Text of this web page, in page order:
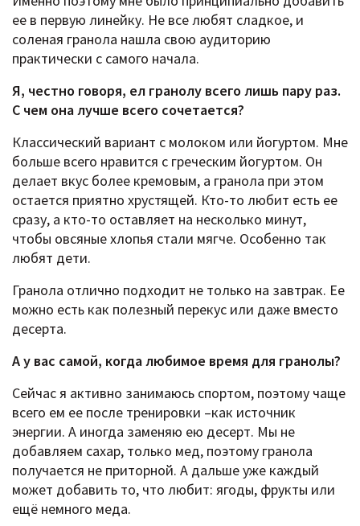
ее в первую линейку. Не все любят сладкое, и
соленая гранола нашла свою аудиторию
практически с самого начала.
Я, честно говоря, ел гранолу всего лишь пару раз.
С чем она лучше всего сочетается?
Классический вариант с молоком или йогуртом. Мне
больше всего нравится с греческим йогуртом. Он
делает вкус более кремовым, а гранола при этом
остается приятно хрустящей. Кто-то любит есть ее
сразу, а кто-то оставляет на несколько минут,
чтобы овсяные хлопья стали мягче. Особенно так
любят дети.
Гранола отлично подходит не только на завтрак. Ее
можно есть как полезный перекус или даже вместо
десерта.
А у вас самой, когда любимое время для гранолы?
Сейчас я активно занимаюсь спортом, поэтому чаще
всего ем ее после тренировки –как источник
энергии. А иногда заменяю ею десерт. Мы не
добавляем сахар, только мед, поэтому гранола
получается не приторной. А дальше уже каждый
может добавить то, что любит: ягоды, фрукты или
ещё немного меда.